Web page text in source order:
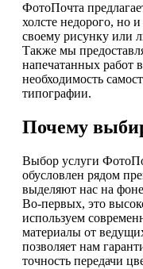
ФотоПочта
холсте недорого, но
своему рисунку или
Также мы
напечатанных работ
необходимость
типографии.
Почему
Выбор услуги
обусловлен рядом
выделяют нас на
Во-первых, это
используем
материалы от
позволяет нам
точность передачи